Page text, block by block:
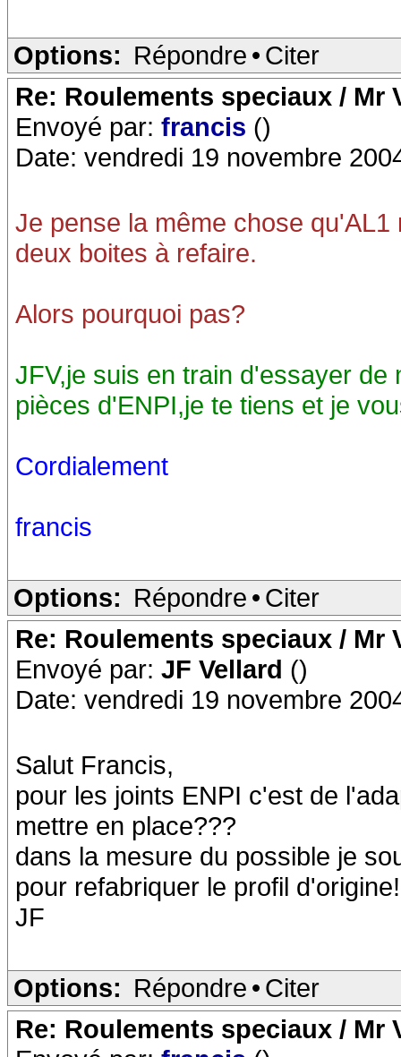
Options: Répondre • Citer
Re: Roulements speciaux / Mr
Envoyé par: francis ()
Date: vendredi 19 novembre
Je pense la même chose
deux boites à refaire.
Alors pourquoi pas?
JFV,je suis en train d'essayer
pièces d'ENPI,je te tiens et je
Cordialement
francis
Options: Répondre • Citer
Re: Roulements speciaux / Mr
Envoyé par: JF Vellard ()
Date: vendredi 19 novembre
Salut Francis,
pour les joints ENPI c'est de
mettre en place???
dans la mesure du possible je
pour refabriquer le profil
JF
Options: Répondre • Citer
Re: Roulements speciaux / Mr